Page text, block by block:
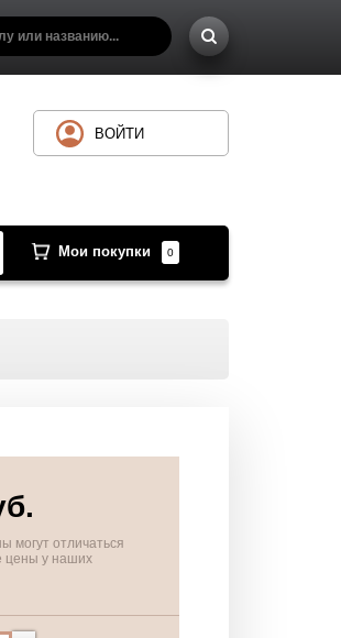
Мои покупки 0
ВОЙТИ
могут отличаться
цены у наших